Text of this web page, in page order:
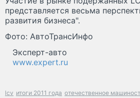
представляется весьма
развития бизнеса".
Фото: АвтоТрансИнфо
Эксперт-авто
www.expert.ru
lcv итоги 2011 года отечественное